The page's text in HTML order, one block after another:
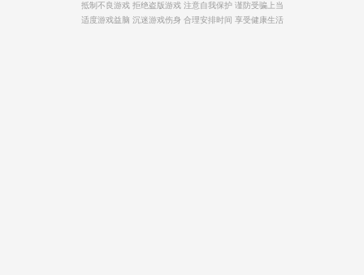
抵制不良游戏 拒绝盗版游戏 注意自我保护 谨防受骗上当
适度游戏益脑 沉迷游戏伤身 合理安排时间 享受健康生活